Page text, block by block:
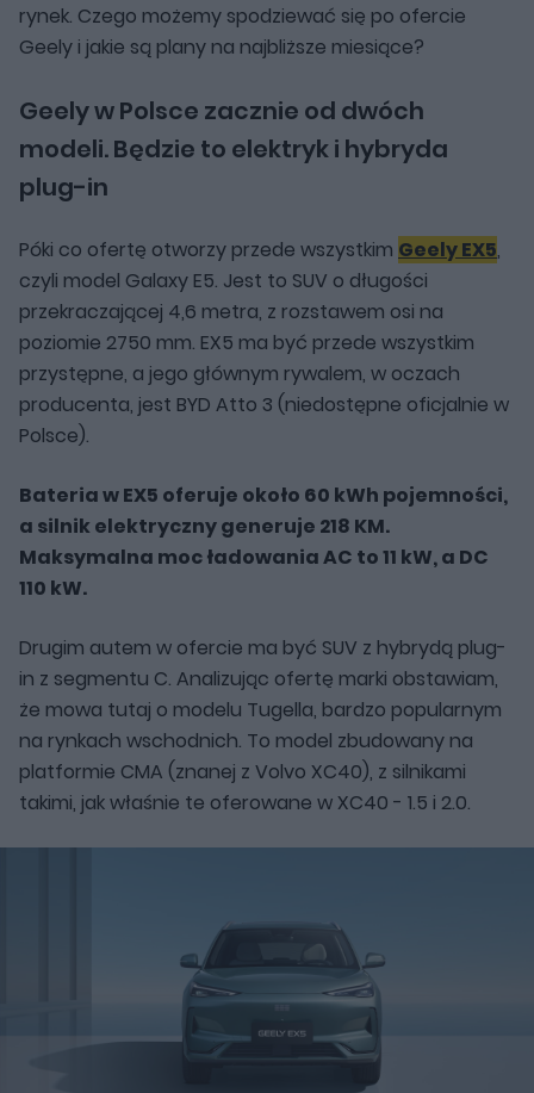
rynek. Czego możemy spodziewać się po ofercie
Geely i jakie są plany na najbliższe miesiące?
Geely w Polsce zacznie od dwóch
modeli. Będzie to elektryk i hybryda
plug-in
Póki co ofertę otworzy przede wszystkim Geely EX5,
czyli model Galaxy E5. Jest to SUV o długości
przekraczającej 4,6 metra, z rozstawem osi na
poziomie 2750 mm. EX5 ma być przede wszystkim
przystępne, a jego głównym rywalem, w oczach
producenta, jest BYD Atto 3 (niedostępne oficjalnie w
Polsce).
Bateria w EX5 oferuje około 60 kWh pojemności,
a silnik elektryczny generuje 218 KM.
Maksymalna moc ładowania AC to 11 kW, a DC
110 kW.
Drugim autem w ofercie ma być SUV z hybrydą plug-
in z segmentu C. Analizując ofertę marki obstawiam,
że mowa tutaj o modelu Tugella, bardzo popularnym
na rynkach wschodnich. To model zbudowany na
platformie CMA (znanej z Volvo XC40), z silnikami
takimi, jak właśnie te oferowane w XC40 - 1.5 i 2.0.